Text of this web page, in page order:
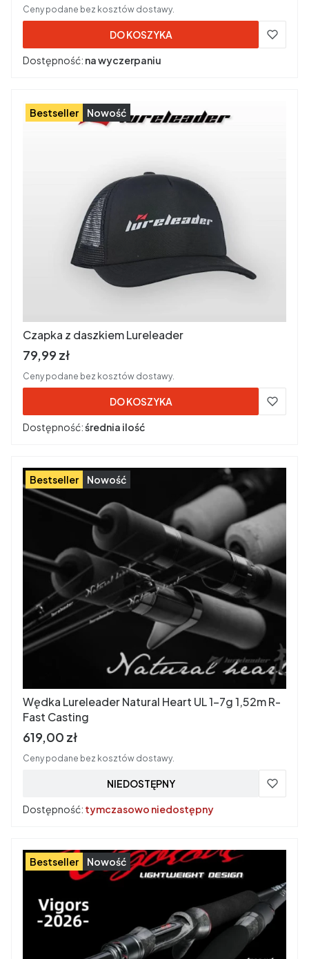
Ceny podane bez kosztów dostawy.
DO KOSZYKA
Dostępność: na wyczerpaniu
Bestseller Nowość
Czapka z daszkiem Lureleader
Cena brutto
79,99 zł
Ceny podane bez kosztów dostawy.
DO KOSZYKA
Dostępność:średnia ilość
Bestseller Nowość
Wędka Lureleader Natural Heart UL 1-7g 1,52m R-
Fast Casting
Cena brutto
619,00 zł
Ceny podane bez kosztów dostawy.
NIEDOSTĘPNY
Dostępność: tymczasowo niedostępny
Bestseller Nowość